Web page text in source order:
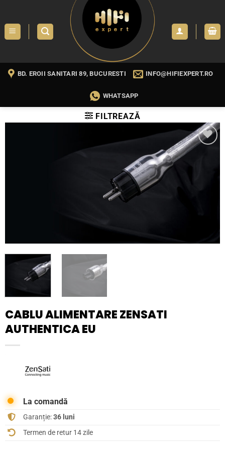
content
BD. EROII SANITARI 89, BUCURESTI INFO@HIFIEXPERT.RO
WHATSAPP
FILTREAZĂ
WISHLIST
CABLU ALIMENTARE ZENSATI
AUTHENTICA EU
La comandă
Garanție:36 luni
Termen de retur 14 zile